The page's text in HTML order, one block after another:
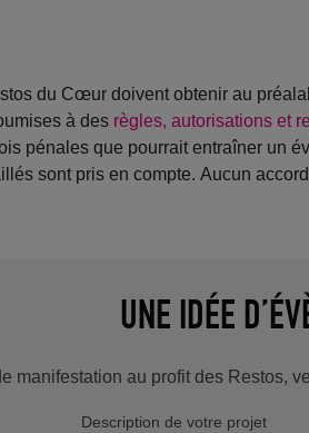
du Cœur doivent obtenir au
à des règles, autorisations et
pénales que pourrait entraîner un
sont pris en compte. Aucun
UNE IDÉE
manifestation au profit des Restos,
Description de votre projet